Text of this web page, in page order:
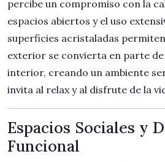
percibe un compromiso con la
espacios abiertos y el uso
superficies acristaladas
exterior se convierta en parte
interior, creando un ambiente
invita al relax y al disfrute de la
Espacios Sociales y
Funcional